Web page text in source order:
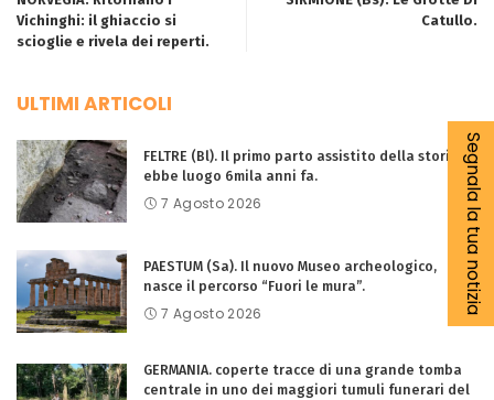
Vichinghi: il ghiaccio si
scioglie e rivela dei reperti.
Catullo.
ULTIMI ARTICOLI
FELTRE (Bl). Il primo parto assistito della storia
ebbe luogo 6mila anni fa.
7 Agosto 2026
PAESTUM (Sa). Il nuovo Museo archeologico,
nasce il percorso “Fuori le mura”.
7 Agosto 2026
GERMANIA. coperte tracce di una grande tomba
centrale in uno dei maggiori tumuli funerari del
Segnala la tua notizia